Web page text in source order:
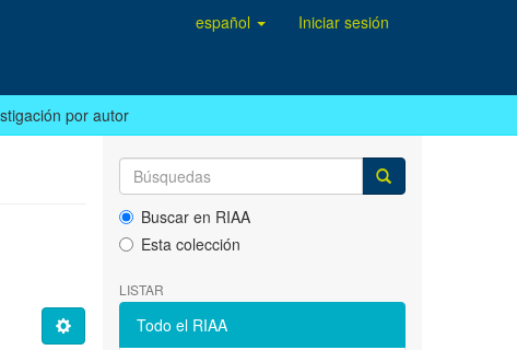
español Iniciar sesión
por autor
Buscar en RIAA
Esta colección
LISTAR
Todo el RIAA